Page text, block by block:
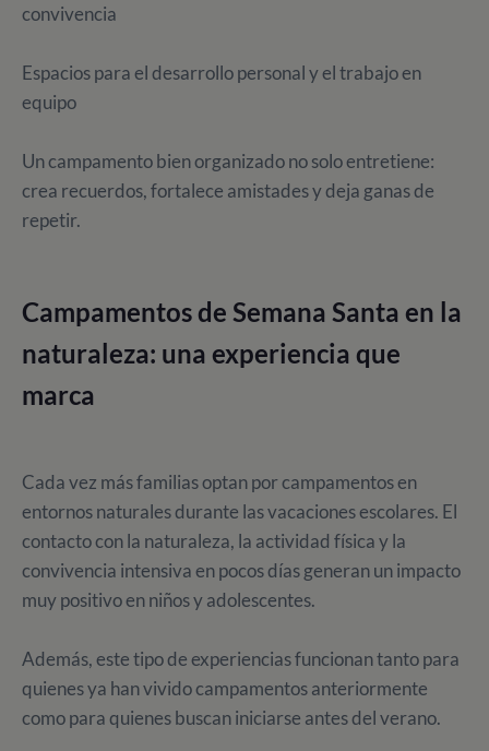
convivencia
Espacios para el desarrollo personal y el trabajo en
equipo
Un campamento bien organizado no solo entretiene:
crea recuerdos, fortalece amistades y deja ganas de
repetir.
Campamentos de Semana Santa en la
naturaleza: una experiencia que
marca
Cada vez más familias optan por campamentos en
entornos naturales durante las vacaciones escolares. El
contacto con la naturaleza, la actividad física y la
convivencia intensiva en pocos días generan un impacto
muy positivo en niños y adolescentes.
Además, este tipo de experiencias funcionan tanto para
quienes ya han vivido campamentos anteriormente
como para quienes buscan iniciarse antes del verano.